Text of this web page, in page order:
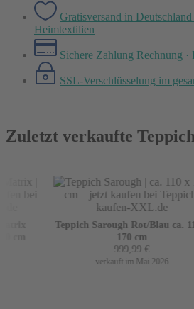
Gratisversand in Deutschland
Heimtextilien
Sichere Zahlung Rechnung ·
SSL-Verschlüsselung im
Zuletzt verkaufte
Teppich Sarough Rot/Blau ca.
170 cm
999,99€
verkauft im Mai 2026